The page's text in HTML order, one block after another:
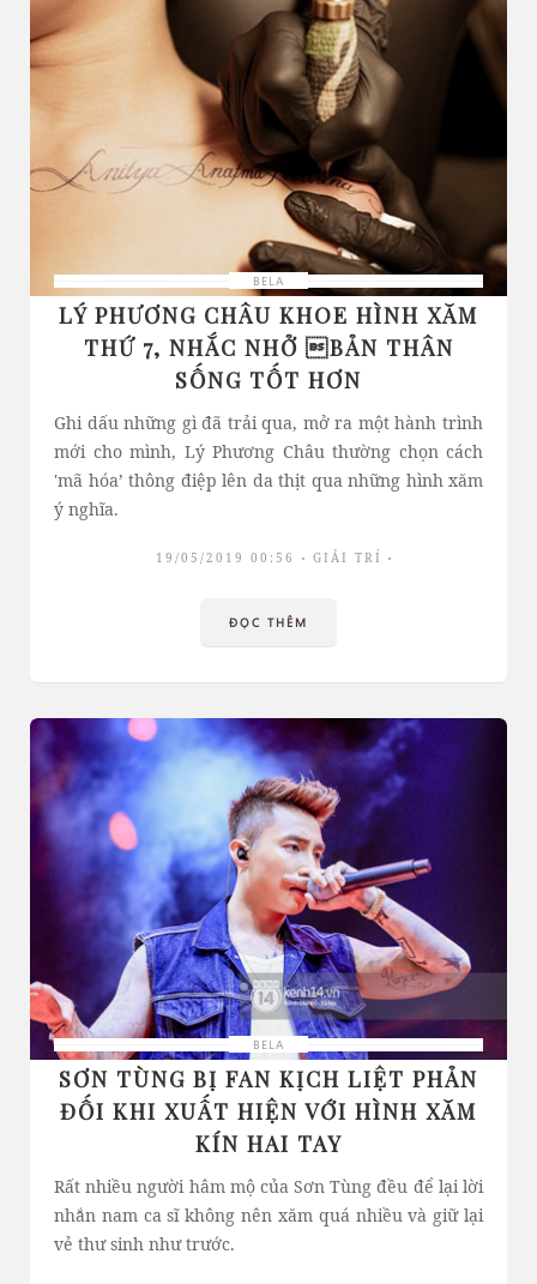
BELA
LÝ PHƯƠNG CHÂU KHOE HÌNH XĂM
THỨ 7, NHẮC NHỞ BẢN THÂN
SỐNG TỐT HƠN
Ghi dấu những gì đã trải qua, mở ra một hành trình
mới cho mình, Lý Phương Châu thường chọn cách
'mã hóa’ thông điệp lên da thịt qua những hình xăm
ý nghĩa.
19/05/2019 00:56 GIẢI TRÍ
ĐỌC THÊM
BELA
SƠN TÙNG BỊ FAN KỊCH LIỆT PHẢN
ĐỐI KHI XUẤT HIỆN VỚI HÌNH XĂM
KÍN HAI TAY
Rất nhiều người hâm mộ của Sơn Tùng đều để lại lời
nhắn nam ca sĩ không nên xăm quá nhiều và giữ lại
vẻ thư sinh như trước.